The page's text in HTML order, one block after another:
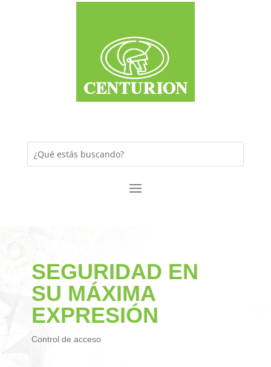
SEGURIDAD EN
SU MÁXIMA
EXPRESIÓN
Control de acceso